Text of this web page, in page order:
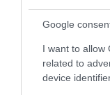
Google
I want to allow
related to
device
χρήματα θα
Πανικός σε
37χρονο άνδρα